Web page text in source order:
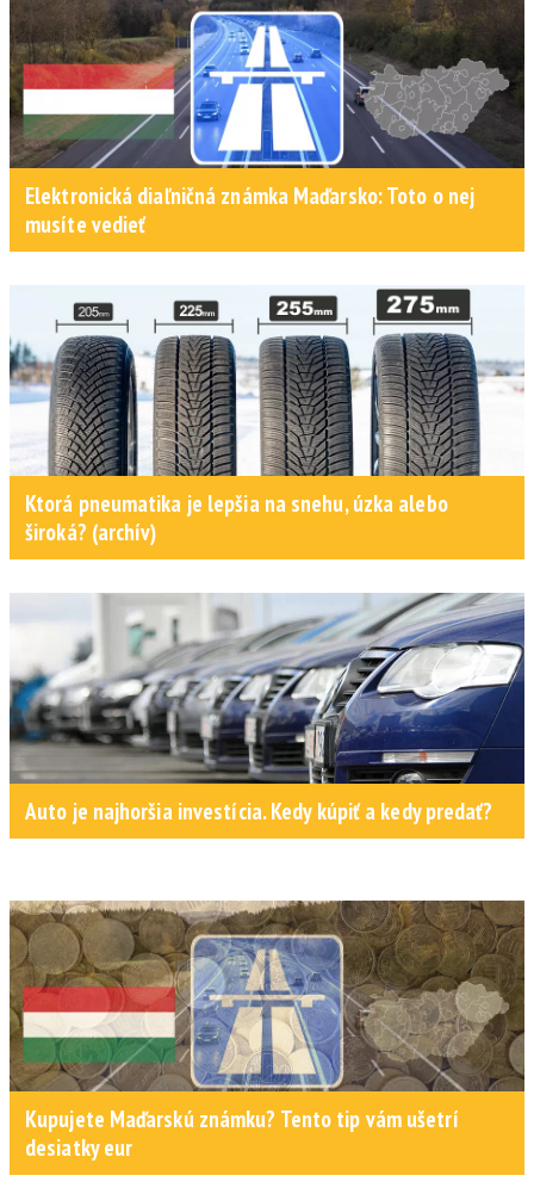
Elektronická diaľničná známka Maďarsko: Toto o nej
musíte vedieť
Ktorá pneumatika je lepšia na snehu, úzka alebo
široká? (archív)
Auto je najhoršia investícia. Kedy kúpiť a kedy predať?
Kupujete Maďarskú známku? Tento tip vám ušetrí
desiatky eur